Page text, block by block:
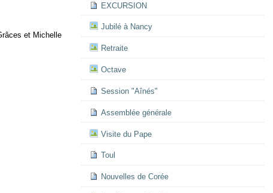
et Michelle
EXCURSION
Jubilé à Nancy
Retraite
Octave
Session "Aînés"
Assemblée générale
Visite du Pape
Toul
Nouvelles de Corée